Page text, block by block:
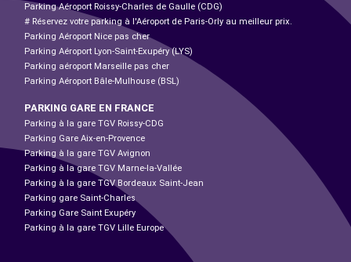
Parking Aéroport Roissy-Charles de Gaulle (CDG)
# Réservez votre parking à l'Aéroport de Paris-Orly au meilleur prix.
Parking Aéroport Nice pas cher
Parking Aéroport Lyon-Saint-Exupéry (LYS)
Parking aéroport Marseille pas cher
Parking Aéroport Bâle-Mulhouse (BSL)
PARKING GARE EN FRANCE
Parking à la gare TGV Roissy-CDG
Parking Gare Aix-en-Provence
Parking à la gare TGV Avignon
Parking à la gare TGV Marne-la-Vallée
Parking à la gare TGV Bordeaux Saint-Jean
Parking gare Saint-Charles
Parking Gare Saint Exupéry
Parking à la gare TGV Lille Europe